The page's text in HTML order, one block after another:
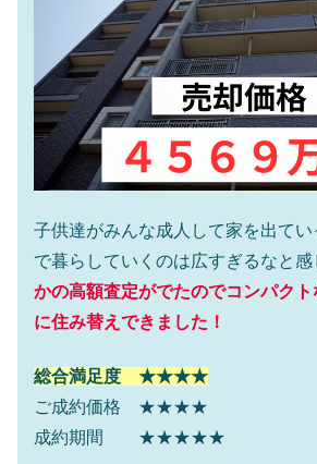
子供達がみんな成人して家を出てい
で暮らしていくのは広すぎるなと感
かの高額査定がでたのでコンパク
に住み替えできました！
総合満足度 ★★★★
ご成約価格 ★★★★
成約期間 ★★★★★